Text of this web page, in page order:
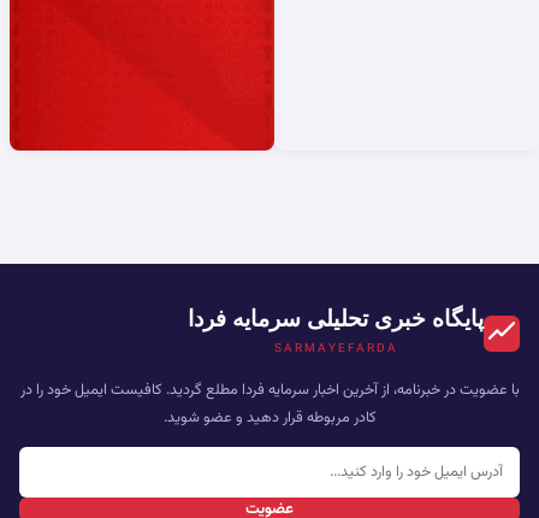
پایگاه خبری تحلیلی سرمایه فردا
SARMAYEFARDA
با عضویت در خبرنامه، از آخرین اخبار سرمایه فردا مطلع گردید. کافیست ایمیل خود را در
کادر مربوطه قرار دهید و عضو شوید.
عضویت